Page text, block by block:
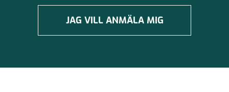
JAG VILL ANMÄLA MIG